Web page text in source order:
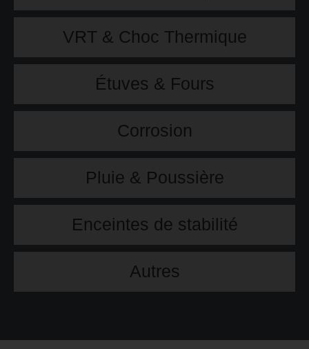
VRT & Choc Thermique
Étuves & Fours
Corrosion
Pluie & Poussière
Enceintes de stabilité
Autres